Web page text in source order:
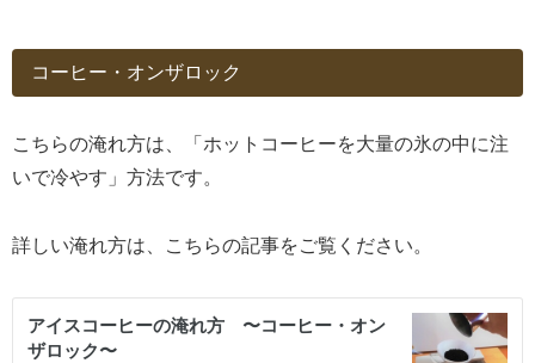
コーヒー・オンザロック
こちらの淹れ方は、「ホットコーヒーを大量の氷の中に注
いで冷やす」方法です。
詳しい淹れ方は、こちらの記事をご覧ください。